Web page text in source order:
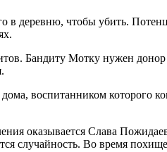
в деревню, чтобы убить.
Бандиту Мотку нужен
воспитанником которого
оказывается Слава
случайность. Во время